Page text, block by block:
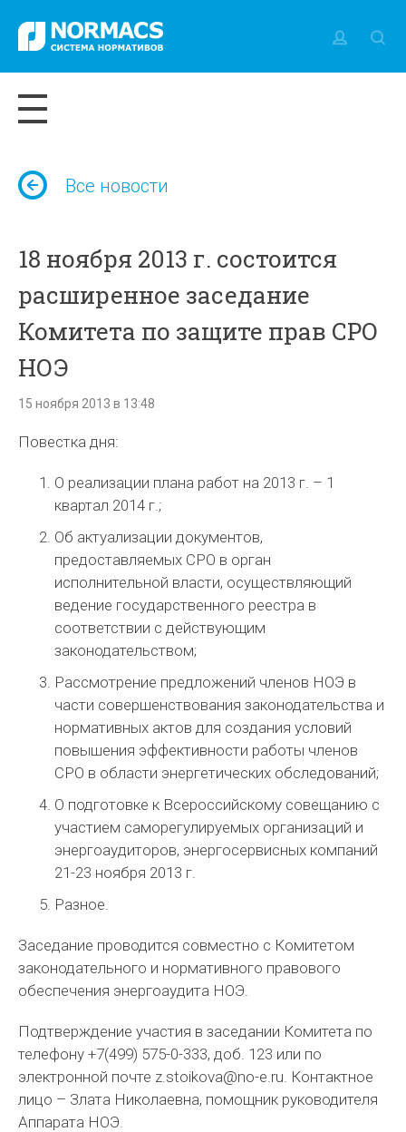
Все новости
18 ноября 2013 г. состоится
расширенное заседание
Комитета по защите прав СРО
НОЭ
15 ноября 2013 в 13:48
Повестка дня:
О реализации плана работ на 2013 г. – 1
квартал 2014 г.;
Об актуализации документов,
предоставляемых СРО в орган
исполнительной власти, осуществляющий
ведение государственного реестра в
соответствии с действующим
законодательством;
Рассмотрение предложений членов НОЭ в
части совершенствования законодательства и
нормативных актов для создания условий
повышения эффективности работы членов
СРО в области энергетических обследований;
О подготовке к Всероссийскому совещанию с
участием саморегулируемых организаций и
энергоаудиторов, энергосервисных компаний
21-23 ноября 2013 г.
Разное.
Заседание проводится совместно с Комитетом
законодательного и нормативного правового
обеспечения энергоаудита НОЭ.
Подтверждение участия в заседании Комитета по
телефону +7(499) 575-0-333, доб. 123 или по
электронной почте z.stoikova@no-e.ru. Контактное
лицо – Злата Николаевна, помощник руководителя
Аппарата НОЭ.